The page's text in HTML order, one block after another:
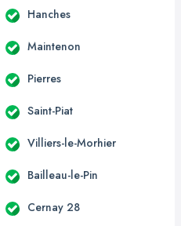
Hanches
Maintenon
Pierres
Saint-Piat
Villiers-le-Morhier
Bailleau-le-Pin
Cernay 28